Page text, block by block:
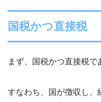
国税かつ直接税
まず、国税かつ直接税で
すなわち、国が徴収し、